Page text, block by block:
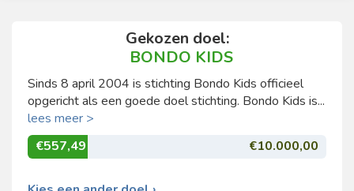
Gekozen doel:
BONDO KIDS
Sinds 8 april 2004 is stichting Bondo Kids officieel
opgericht als een goede doel stichting. Bondo Kids is...
lees meer >
€557,49
€10.000,00